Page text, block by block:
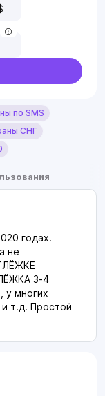
по SMS
СНГ
годах.
не
3-4
у многих
т.д. Простой